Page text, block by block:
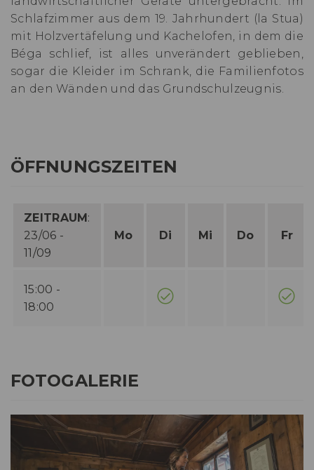
Schlafzimmer aus dem 19. Jahrhundert (la Stua)
mit Holzvertäfelung und Kachelofen, in dem die
Béga schlief, ist alles unverändert geblieben,
sogar die Kleider im Schrank, die Familienfotos
an den Wänden und das Grundschulzeugnis.
ÖFFNUNGSZEITEN
ZEITRAUM:
23/06 -
11/09
Mo Di Mi Do Fr
15:00 -
18:00
FOTOGALERIE